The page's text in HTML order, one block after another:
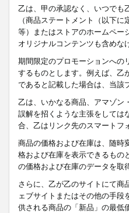
乙は、甲の承認なく、いつでも
（商品ステートメント（以下
等）またはストアのホームペー
オリジナルコンテンツも含めな
期間限定のプロモーションへの
するものとします。例えば、乙
であると記載した場合は、当該
乙は、いかなる商品、アマゾン
誤解を招くような主張をしては
合、乙はリンク先のスマートフ
商品の価格および在庫は、随時
格および在庫を表示できるもの
の価格および在庫のデータを取
さらに、乙が乙のサイトにて商
ェブサイトまたはその他の手
供される商品の「新品」の最低